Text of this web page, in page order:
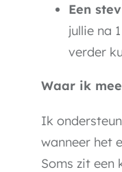
Een
jullie na
verder
Waar ik
Ik
wanneer het
Soms zit een